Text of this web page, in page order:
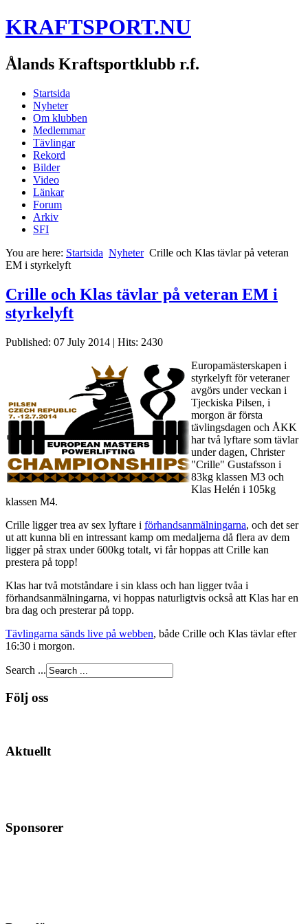
KRAFTSPORT.NU
Ålands Kraftsportklubb r.f.
Startsida
Nyheter
Om klubben
Medlemmar
Tävlingar
Rekord
Bilder
Video
Länkar
Forum
Arkiv
SFI
You are here: Startsida Nyheter Crille och Klas tävlar på veteran
EM i styrkelyft
Crille och Klas tävlar på veteran EM i
styrkelyft
Published: 07 July 2014 | Hits: 2430
Europamästerskapen i
styrkelyft för veteraner
avgörs under veckan i
Tjeckiska Pilsen, i
morgon är första
tävlingsdagen och ÅKK
har två lyftare som tävlar
under dagen, Christer
"Crille" Gustafsson i
83kg klassen M3 och
Klas Helén i 105kg
klassen M4.
Crille ligger trea av sex lyftare i förhandsanmälningarna, och det ser
ut att kunna bli en intressant kamp om medaljerna då flera av dem
ligger på strax under 600kg totalt, vi får hoppas att Crille kan
prestera på topp!
Klas har två motståndare i sin klass och han ligger tvåa i
förhandsanmälningarna, vi hoppas naturligtvis också att Klas har en
bra dag och presterar på topp.
Tävlingarna sänds live på webben, både Crille och Klas tävlar efter
16:30 i morgon.
Search ...
Följ oss
Aktuellt
Sponsorer